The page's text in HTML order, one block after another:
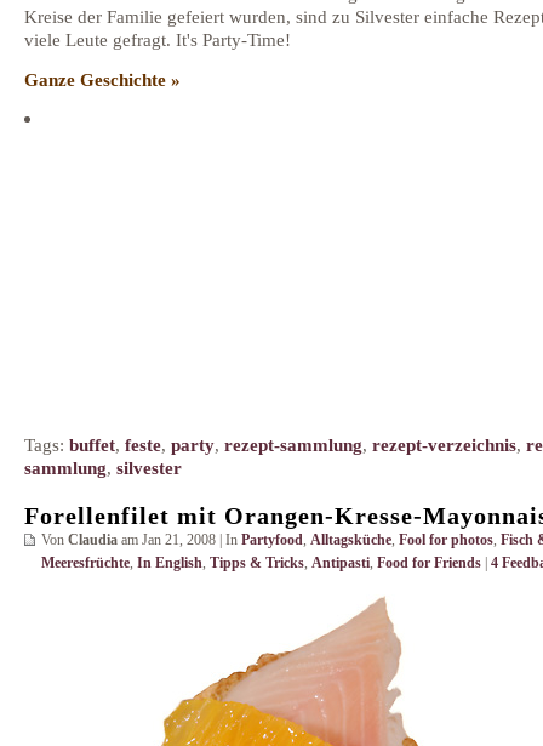
Kreise der Familie gefeiert wurden, sind zu Silvester einfache
viele Leute gefragt. It's Party-Time!
Ganze Geschichte »
Tags: buffet, feste, party, rezept-sammlung, rezept-verzeichnis,
sammlung, silvester
Forellenfilet mit Orangen-Kresse-
Von Claudia am Jan 21, 2008 | In Partyfood, Alltagsküche, Fool for photos, Fisch
Meeresfrüchte, In English, Tipps & Tricks, Antipasti, Food for Friends 4